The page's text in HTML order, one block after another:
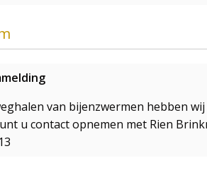
van bijenzwermen hebben
u contact opnemen met Rien